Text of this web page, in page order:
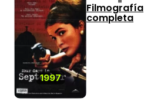
1997
Filmografía
completa